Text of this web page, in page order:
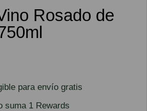
Rosado de
para envío gratis
suma 1 Rewards